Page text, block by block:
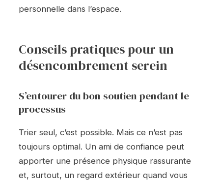
personnelle dans l’espace.
Conseils pratiques pour un
désencombrement serein
S’entourer du bon soutien pendant le
processus
Trier seul, c’est possible. Mais ce n’est pas
toujours optimal. Un ami de confiance peut
apporter une présence physique rassurante
et, surtout, un regard extérieur quand vous